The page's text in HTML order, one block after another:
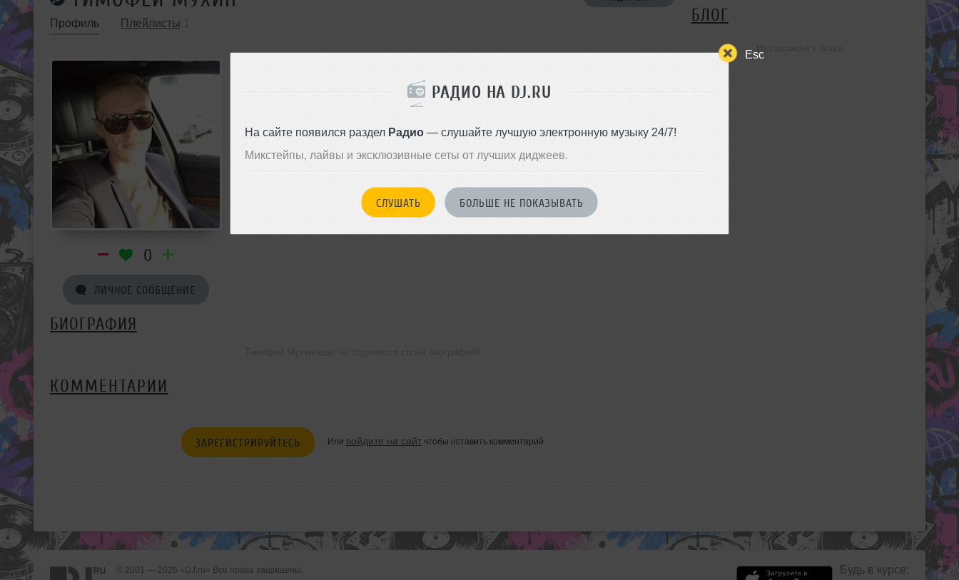
Esc
РАДИО НА DJ.RU
На сайте появился раздел Радио— слушайте лучшую электронную музыку 24/7!
Микстейпы, лайвы и эксклюзивные сеты от лучших диджеев.
СЛУШАТЬ БОЛЬШЕ НЕ ПОКАЗЫВАТЬ
Профиль Плейлисты
0
ЛИЧНОЕ СООБЩЕНИЕ
ДОБАВИТЬ В ДРУЗЬЯ
БИОГРАФИЯ
КОММЕНТАРИИ
ЗАРЕГИСТРИРУЙТЕСЬ Или войдите на сайтчтобы оставить комментарий
БЛОГ
© 2001 — 2026 «DJ.ru» Все права защищены.
Будь в курсе: